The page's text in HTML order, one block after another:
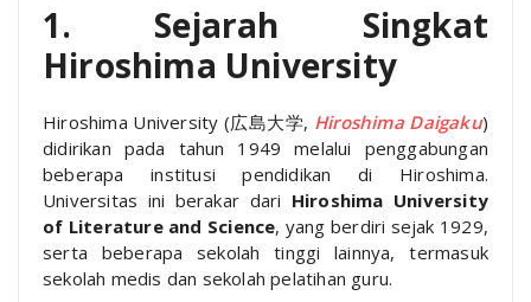
1. Sejarah Singkat
Hiroshima University
Hiroshima University (広島大学, Hiroshima Daigaku)
didirikan pada tahun 1949 melalui penggabungan
beberapa institusi pendidikan di Hiroshima.
Universitas ini berakar dari Hiroshima University
of Literature and Science, yang berdiri sejak 1929,
serta beberapa sekolah tinggi lainnya, termasuk
sekolah medis dan sekolah pelatihan guru.